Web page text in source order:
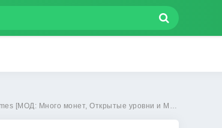
уровни и Мега MOD] | Взлом Doll Unbox! Fun Unboxing Games на Андроид